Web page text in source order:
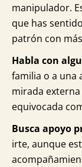
manipulador.
que has
patrón con
Habla con
familia o a una
mirada
equivocada
Busca apoyo
irte, aunque